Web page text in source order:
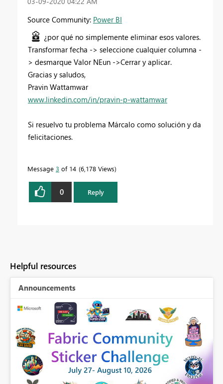
Source Community: Power BI
¿por qué no simplemente eliminar esos valores.
Transformar fecha -> seleccione cualquier columna -
> desmarque Valor NEun ->Cerrar y aplicar.
Gracias y saludos,
Pravin Wattamwar
www.linkedin.com/in/pravin-p-wattamwar
Si resuelvo tu problema Márcalo como solución y da
felicitaciones.
Message 3 of 14 6,178 Views
0 Reply
Helpful resources
Announcements